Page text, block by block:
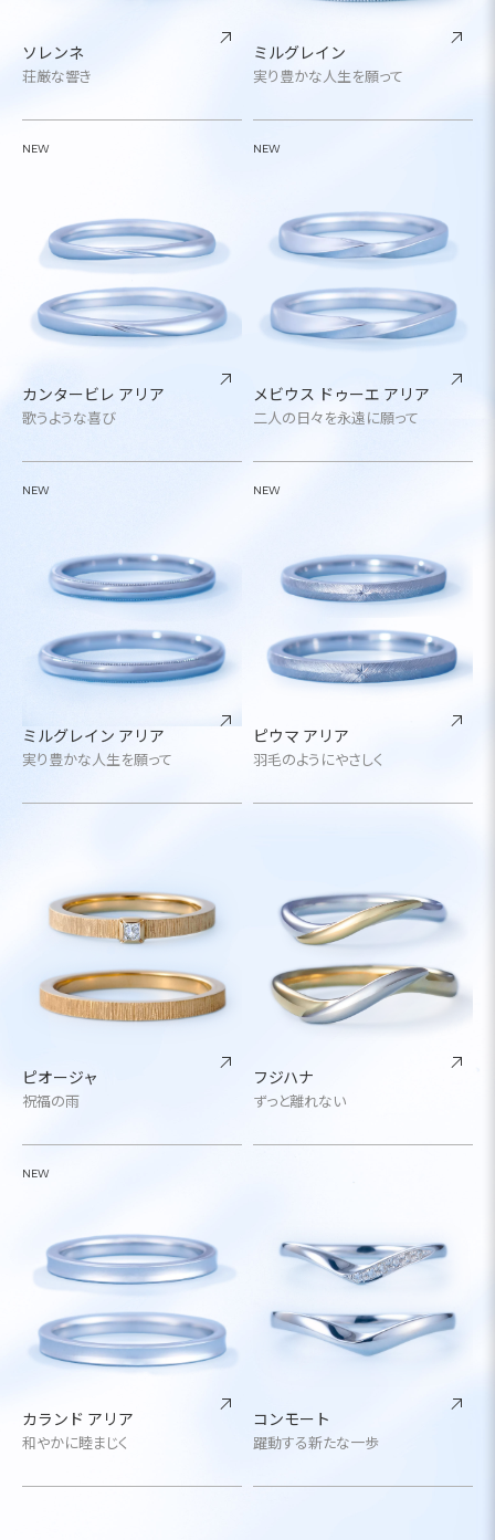
ソレンネ
荘厳な響き
ミルグレイン
実り豊かな人生を願って
カンタービレ アリア
歌うような喜び
NEW
メビウス ドゥーエ アリア
二人の日々を永遠に願って
NEW
ミルグレイン アリア
実り豊かな人生を願って
NEW
ピウマ アリア
羽毛のようにやさしく
NEW
ピオージャ
祝福の雨
フジハナ
ずっと離れない
カランド アリア
和やかに睦まじく
NEW
コンモート
躍動する新たな一歩